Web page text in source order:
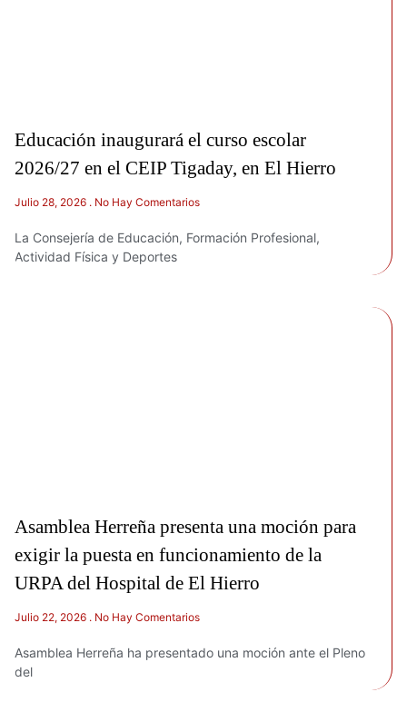
Educación inaugurará el curso escolar
2026/27 en el CEIP Tigaday, en El Hierro
Julio 28, 2026 No Hay Comentarios
La Consejería de Educación, Formación Profesional,
Actividad Física y Deportes
Asamblea Herreña presenta una moción para
exigir la puesta en funcionamiento de la
URPA del Hospital de El Hierro
Julio 22, 2026 No Hay Comentarios
Asamblea Herreña ha presentado una moción ante el Pleno
del